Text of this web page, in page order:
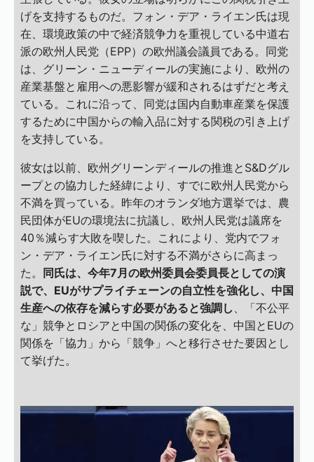
げを支持するものだ。フォン・デア・ライエン氏は現
在、環境政策の中で経済競争力を重視している中道右
派の欧州人民党（EPP）の欧州議会議員である。同党
は、グリーン・ニューディールの実施により、欧州の
産業基盤と雇用への悪影響が緩和されるはずだと考え
ている。これに沿って、同党は国内自動車産業を保護
するために中国からの輸入品に対する関税の引き上げ
を支持している。
彼女は以前、欧州グリーンディールの推進とS&Dグル
ープとの協力した経緯により、すでに欧州人民党から
不満を買っている。昨年のオランダ地方選挙では、農
民団体がEUの環境法に抗議し、欧州人民党は議席を
40％減らす大敗を喫した。これにより、党内でフォ
ン・デア・ライエン氏に対する不満がさらに高まっ
た。
同氏は、今年7月の欧州委員会委員長としての演
説で、EUがサプライチェーンの自立性を強化し、中国
生産への依存を減らす必要があると強調し 、「不公平
な」競争とロシアと中国の関係の変化を、中国とEUの
関係を「協力」から「競争」へと移行させた要因とし
て挙げた。